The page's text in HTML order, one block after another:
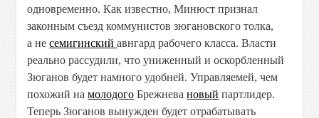
одновременно. Как известно, Минюст признал
законным съезд коммунистов зюгановского толка,
а несемигинскийавнгард рабочего класса. Власти
реально рассудили, что униженный и оскорбленный
Зюганов будет намного удобней. Управляемей, чем
похожий намолодого Брежневановый партлидер.
Теперь Зюганов вынужден будет отрабатывать